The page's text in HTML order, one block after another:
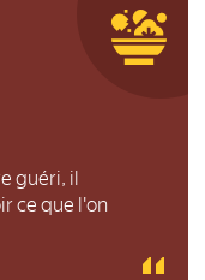
guéri, il
ce que l'on